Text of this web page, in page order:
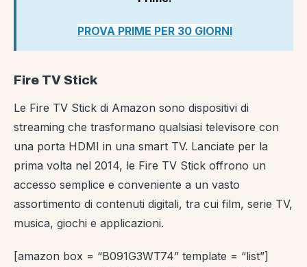
PROVA PRIME PER 30 GIORNI
Fire TV Stick
Le Fire TV Stick di Amazon sono dispositivi di
streaming che trasformano qualsiasi televisore con
una porta HDMI in una smart TV. Lanciate per la
prima volta nel 2014, le Fire TV Stick offrono un
accesso semplice e conveniente a un vasto
assortimento di contenuti digitali, tra cui film, serie TV,
musica, giochi e applicazioni.
[amazon box = “B091G3WT74” template = “list”]